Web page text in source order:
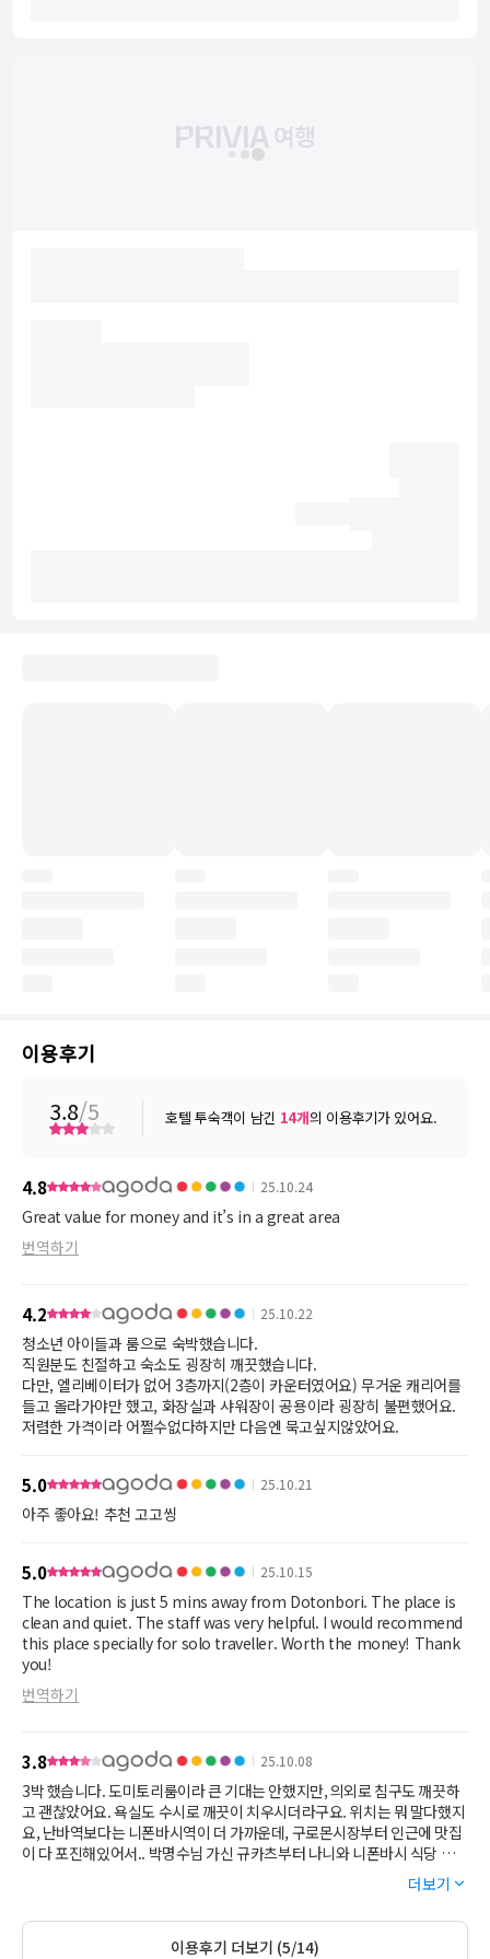
이용후기
3.8/5 호텔 투숙객이 남긴 14개의 이용후기가 있어요.
4.8 25.10.24
Great value for money and it’s in a great area
번역하기
4.2 25.10.22
청소년 아이들과 룸으로 숙박했습니다.
직원분도 친절하고 숙소도 굉장히 깨끗했습니다.
다만, 엘리베이터가 없어 3층까지(2층이 카운터였어요) 무거운 캐리어를
들고 올라가야만 했고, 화장실과 샤워장이 공용이라 굉장히 불편했어요.
저렴한 가격이라 어쩔수없다하지만 다음엔 묵고싶지않았어요.
5.0 25.10.21
아주 좋아요! 추천 고고씽
5.0 25.10.15
The location is just 5 mins away from Dotonbori. The place is
clean and quiet. The staff was very helpful. I would recommend
this place specially for solo traveller. Worth the money! Thank
you!
번역하기
3.8 25.10.08
3박 했습니다. 도미토리룸이라 큰 기대는 안했지만, 의외로 침구도 깨끗하
고 괜찮았어요. 욕실도 수시로 깨끗이 치우시더라구요. 위치는 뭐 말다했지
요, 난바역보다는 니폰바시역이 더 가까운데, 구로몬시장부터 인근에 맛집
이 다 포진해있어서.. 박명수님 가신 규카츠부터 나니와 니폰바시 식당 등
각종 맛집 도장깨기하기 좋습니다. 다만 리뷰에서 본 대로 방이 무지 비좁
아, 캐리어 펼칠 공간이 안나옵니다. 그리고 숙소 전체적으로 공간이 협소하
여 체크아웃후 짐보관 못해준대서 반나절 캐리어 맡기느라 좀 번잡했습니
다. 그래도 위치때문이라도 점수 잘 줄것 같아요.
더보기
이용후기 더보기 (5/14)